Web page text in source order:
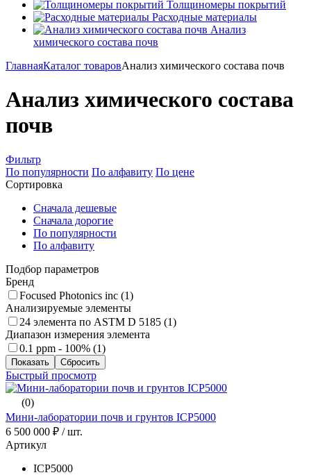
Толщиномеры покрытий
Расходные материалы
Анализ
химического состава почв
ГлавнаяКаталог товаровАнализ химического состава почв
Анализ химического состава
почв
Фильтр
По популярности По алфавиту По цене
Сортировка
Сначала дешевые
Сначала дорогие
По популярности
По алфавиту
Подбор параметров
Бренд
Focused Photonics inc (1)
Анализируемые элементы
24 элемента по ASTM D 5185 (1)
Диапазон измерения элемента
0.1 ppm - 100% (1)
Быстрый просмотр
(0)
Мини-лаборатории почв и грунтов ICP5000
6 500 000 ₽ / шт.
Артикул
ICP5000